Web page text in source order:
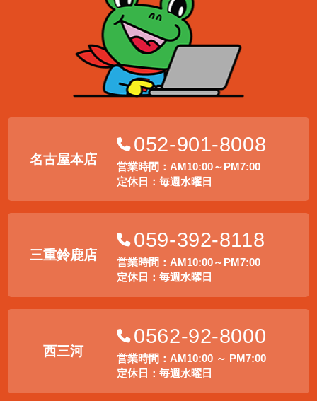
名古屋本店
052-901-8008
営業時間：AM10:00～PM7:00
定休日：毎週水曜日
三重鈴鹿店
059-392-8118
営業時間：AM10:00～PM7:00
定休日：毎週水曜日
西三河
0562-92-8000
営業時間：AM10:00 ～ PM7:00
定休日：毎週水曜日